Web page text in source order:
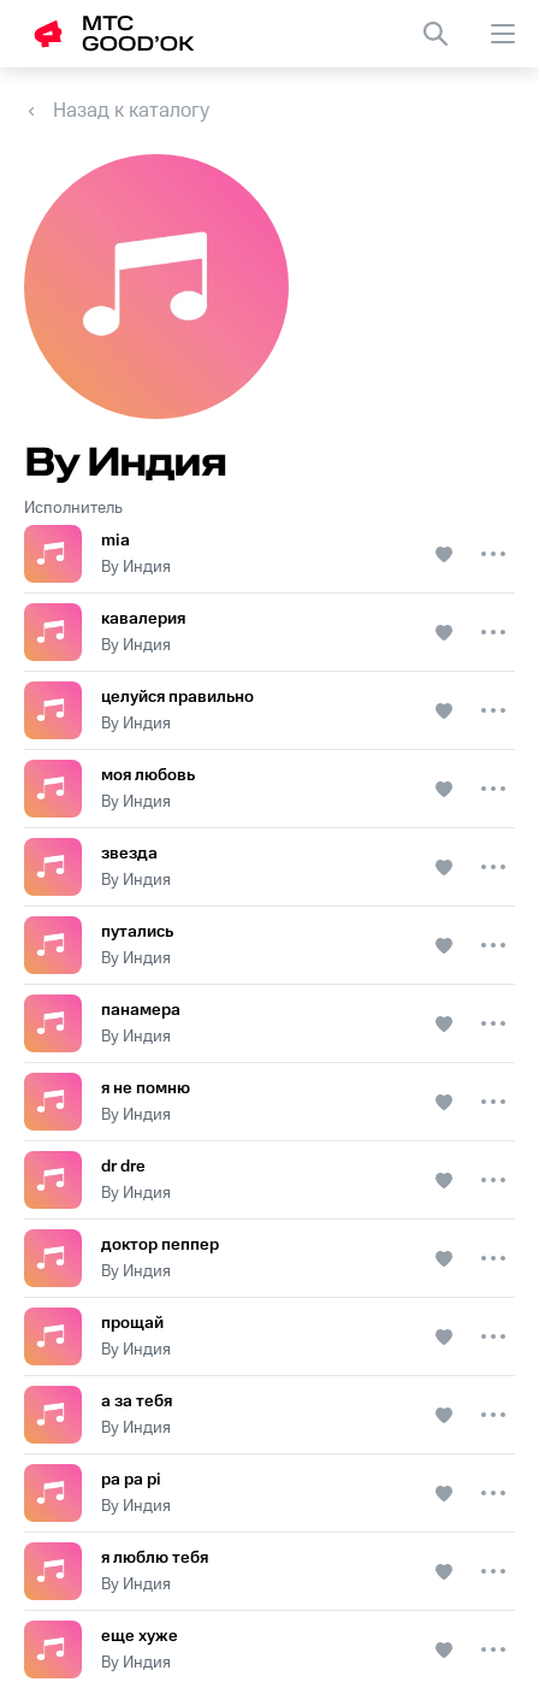
Назад к каталогу
Исполнитель
By Индия
mia
By Индия
кавалерия
By Индия
целуйся правильно
By Индия
моя любовь
By Индия
звезда
By Индия
путались
By Индия
панамера
By Индия
я не помню
By Индия
dr dre
By Индия
доктор пеппер
By Индия
прощай
By Индия
а за тебя
By Индия
pa pa pi
By Индия
я люблю тебя
By Индия
еще хуже
By Индия